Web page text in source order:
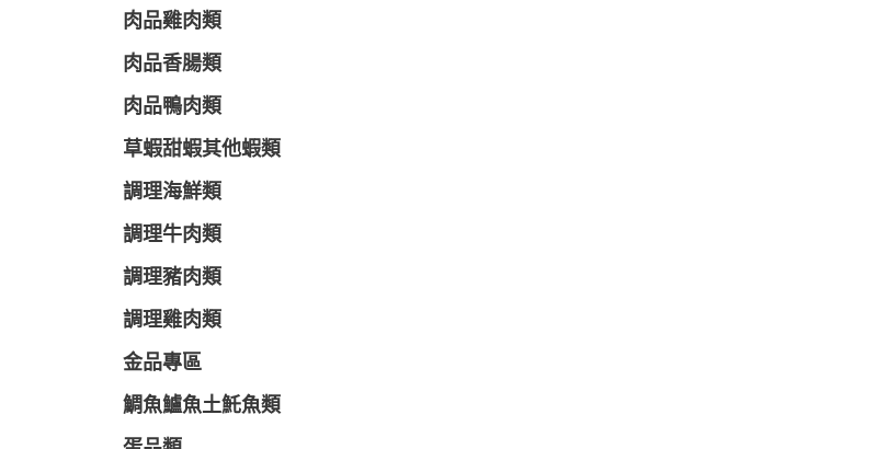
肉品雞肉類
肉品香腸類
肉品鴨肉類
草蝦甜蝦其他蝦類
調理海鮮類
調理牛肉類
調理豬肉類
調理雞肉類
金品專區
鯛魚鱸魚土魠魚類